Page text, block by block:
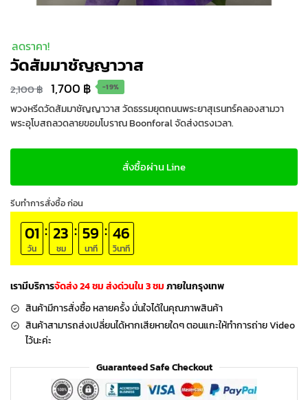
ลดราคา!
วัดสัมมาชัญญาวาส
2,100฿ Original
price
was:
2,100 ฿.
1,700 ฿Current
price
is:
1,700 ฿.
-19%
พวงหรีดวัดสัมมาชัญญาวาส วัดธรรมยุตถนนพระยาสุเรนทร์คลองสามวา
พระอุโบสถลวดลายขอมโบราณ Boonforal จัดส่งตรงเวลา.
สั่งซื้อผ่าน Line
รีบทำการสั่งซื้อ ก่อน
01
วัน
: 23
ชม
: 59
นาที
: 45
วินาที
เรามีบริการจัดส่ง 24 ชม ส่งด่วนใน 3 ชมภายในกรุงเทพ
สินค้ามีการสั่งซื้อ หลายครั้ง มั่นใจได้ในคุณภาพสินค้า
สินค้าสามารถส่งเปลี่ยนได้หากเสียหายใดๆ ตอนแกะให้ทำการถ่าย Video
ไว้นะค่ะ
Guaranteed Safe Checkout